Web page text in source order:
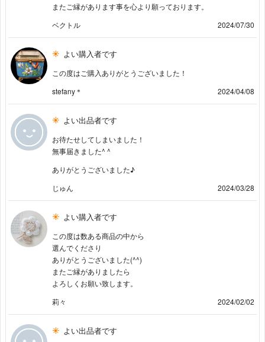
またご縁があります事を心より願っております。
ベクトル
2024/07/30
よい購入者です
この度はご購入ありがとうございました！
stefany＊
2024/04/08
よい出品者です
お待たせしてしまいました！
無事届きました^ ^
ありがとうございました♪
じゅん
2024/03/28
よい購入者です
この度は数ある商品の中から
選んでくださり
ありがとうございました(^^)
またご縁がありましたら
よろしくお願い致します。
莉々
2024/02/02
よい出品者です